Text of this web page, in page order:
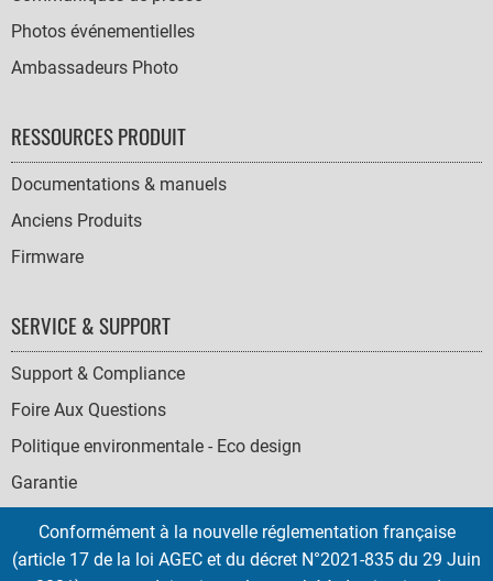
Photos événementielles
Ambassadeurs Photo
RESSOURCES PRODUIT
Documentations & manuels
Anciens Produits
Firmware
SERVICE & SUPPORT
Support & Compliance
Foire Aux Questions
Politique environmentale - Eco design
Garantie
Conformément à la nouvelle réglementation française
(article 17 de la loi AGEC et du décret N°2021-835 du 29 Juin